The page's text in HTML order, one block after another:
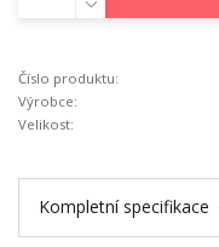
Číslo produktu:
Výrobce:
Velikost:
Kompletní specifikace